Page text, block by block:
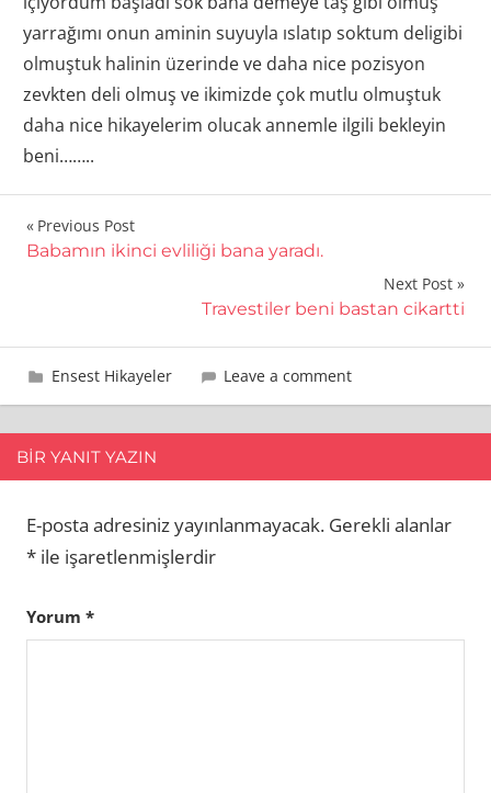
yarrağımı onun aminin suyuyla ıslatıp soktum deligibi
olmuştuk halinin üzerinde ve daha nice pozisyon
zevkten deli olmuş ve ikimizde çok mutlu olmuştuk
daha nice hikayelerim olucak annemle ilgili bekleyin
beni……..
Yazı
Previous Post
Babamın ikinci evliliği bana yaradı.
Next Post
Travestiler beni bastan cikartti
28 Temmuz 2019
Fatih
Ensest Hikayeler Leave a comment
BIR YANIT YAZIN
E-posta adresiniz yayınlanmayacak. Gerekli alanlar
* ile işaretlenmişlerdir
Yorum *